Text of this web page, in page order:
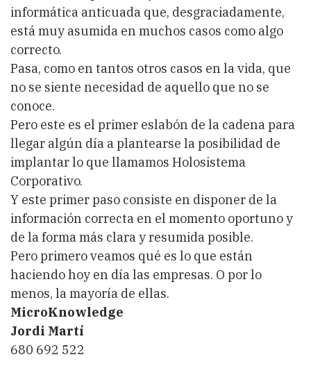
informática anticuada que, desgraciadamente,
está muy asumida en muchos casos como algo
correcto.
Pasa, como en tantos otros casos en la vida, que
no se siente necesidad de aquello que no se
conoce.
Pero este es el primer eslabón de la cadena para
llegar algún día a plantearse la posibilidad de
implantar lo que llamamos Holosistema
Corporativo.
Y este primer paso consiste en disponer de la
información correcta en el momento oportuno y
de la forma más clara y resumida posible.
Pero primero veamos qué es lo que están
haciendo hoy en día las empresas. O por lo
menos, la mayoría de ellas.
MicroKnowledge
Jordi Martí
680 692 522